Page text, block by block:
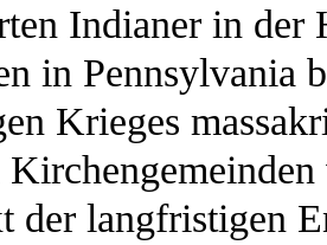
Indianer in der
in Pennsylvania
Krieges
der langfristigen